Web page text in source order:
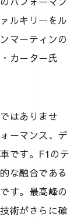
ルキリーをル
マーティンの
カーター氏
はありませ
ーマンス、デ
です。F1のテ
な融合である
す。最高峰の
術がさらに確